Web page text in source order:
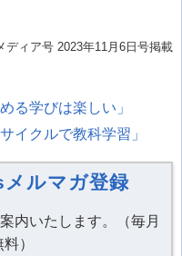
ディア号 2023年11月6日号掲載
る学びは楽しい」
イクルで教科学習」
ルマガ登録
内いたします。（毎月
）